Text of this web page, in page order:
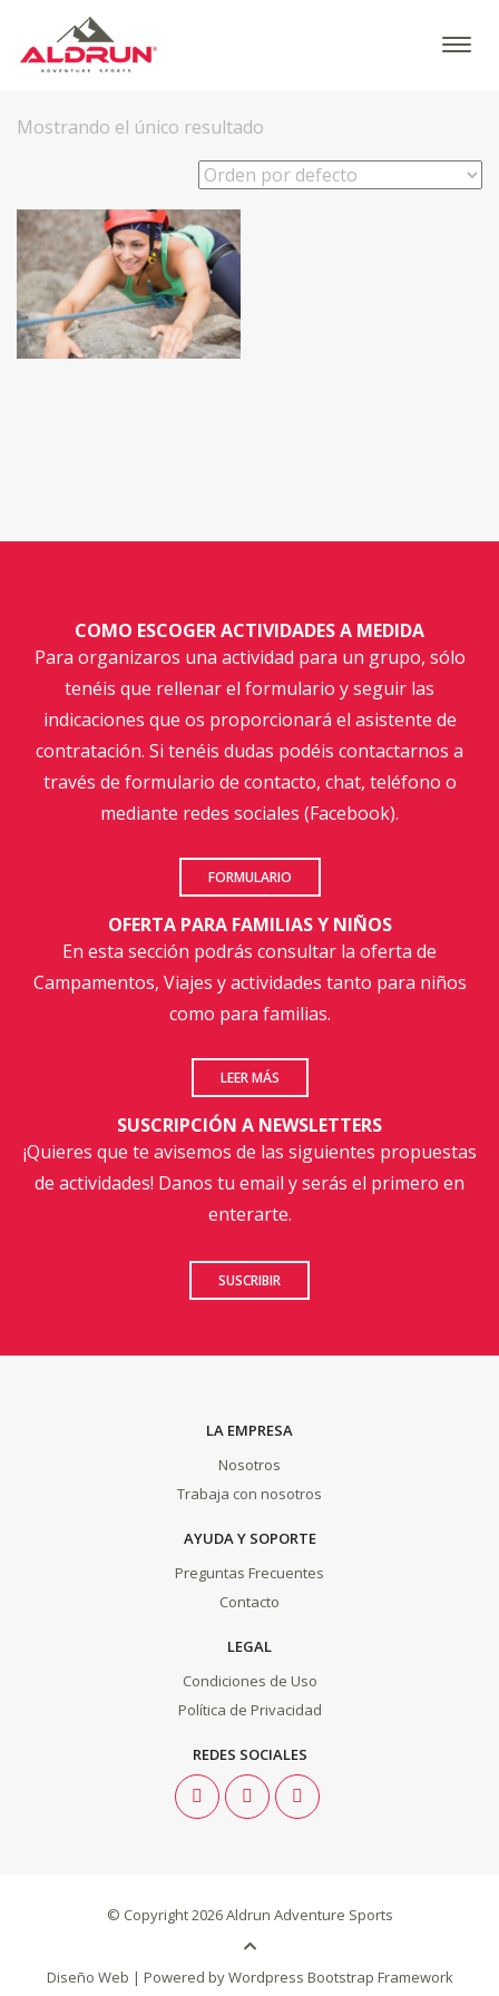
Mostrando el único resultado
68€
COMO ESCOGER ACTIVIDADES A MEDIDA
Para organizaros una actividad para un grupo, sólo
tenéis que rellenar el formulario y seguir las
indicaciones que os proporcionará el asistente de
contratación. Si tenéis dudas podéis contactarnos a
través de formulario de contacto, chat, teléfono o
mediante redes sociales (Facebook).
FORMULARIO
OFERTA PARA FAMILIAS Y NIÑOS
En esta sección podrás consultar la oferta de
Campamentos, Viajes y actividades tanto para niños
como para familias.
LEER MÁS
SUSCRIPCIÓN A NEWSLETTERS
¡Quieres que te avisemos de las siguientes propuestas
de actividades! Danos tu email y serás el primero en
enterarte.
SUSCRIBIR
LA EMPRESA
Nosotros
Trabaja con nosotros
AYUDA Y SOPORTE
Preguntas Frecuentes
Contacto
LEGAL
Condiciones de Uso
Política de Privacidad
REDES SOCIALES
© Copyright 2026Aldrun Adventure Sports
Diseño Web | Powered byWordpress Bootstrap Framework